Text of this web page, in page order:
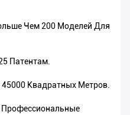
Чем 200 Моделей Для
Патентам.
Квадратных Метров.